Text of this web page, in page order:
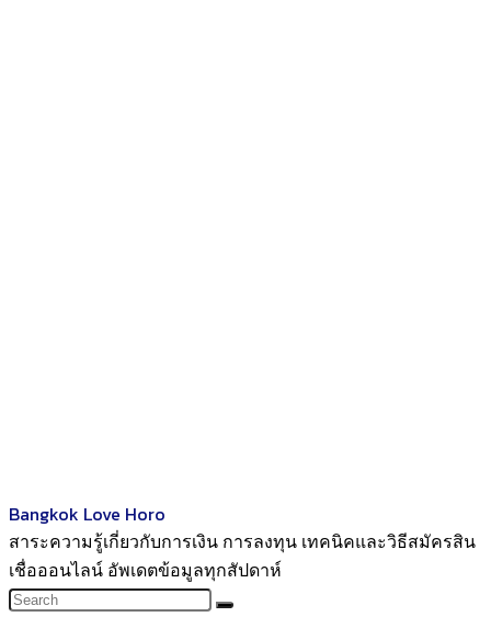
Bangkok Love Horo
สาระความรู้เกี่ยวกับการเงิน การลงทุน เทคนิคและวิธีสมัครสิน
เชื่อออนไลน์ อัพเดตข้อมูลทุกสัปดาห์